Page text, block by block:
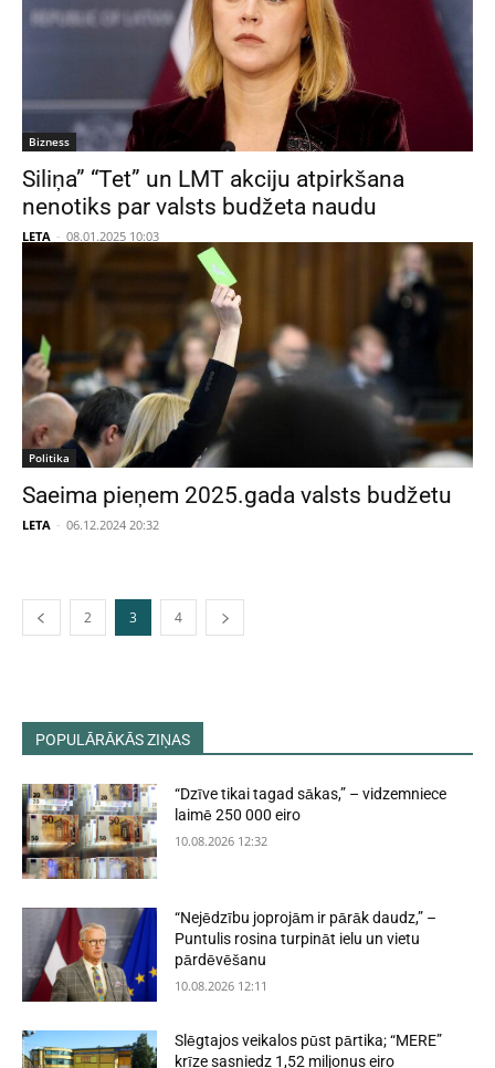
Bizness
Siliņa” “Tet” un LMT akciju atpirkšana
nenotiks par valsts budžeta naudu
LETA - 08.01.2025 10:03
Politika
Saeima pieņem 2025.gada valsts budžetu
LETA - 06.12.2024 20:32
2 3 4
POPULĀRĀKĀS ZIŅAS
“Dzīve tikai tagad sākas,” – vidzemniece
laimē 250 000 eiro
10.08.2026 12:32
“Nejēdzību joprojām ir pārāk daudz,” –
Puntulis rosina turpināt ielu un vietu
pārdēvēšanu
10.08.2026 12:11
Slēgtajos veikalos pūst pārtika; “MERE”
krīze sasniedz 1,52 miljonus eiro